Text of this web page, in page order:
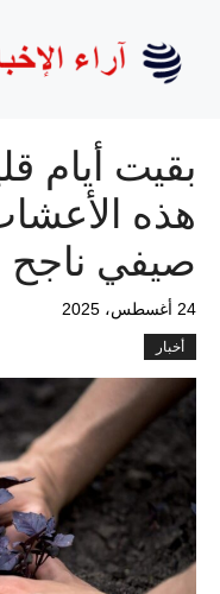
المحتوى
بقيت أيام
هذه
صيفي ناجح
24 أغسطس، 2025
أخبار